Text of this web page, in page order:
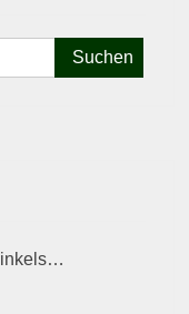
Suchen
nach: